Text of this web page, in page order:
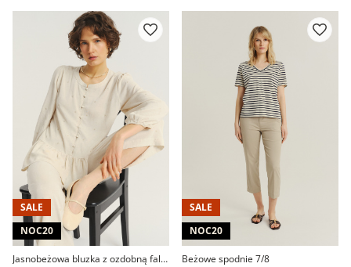
SALE
NOC20
Jasnobeżowa bluzka z ozdobną falbanką u dołu
SALE
NOC20
Beżowe spodnie 7/8